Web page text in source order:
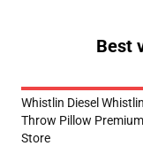
Best
Whistlin Diesel
Throw Pillow
Store